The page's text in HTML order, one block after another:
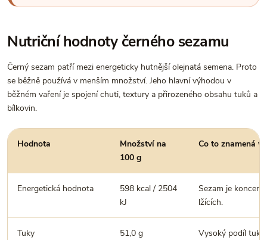
Nutriční hodnoty černého sezamu
Černý sezam patří mezi energeticky hutnější olejnatá semena. Proto
se běžně používá v menším množství. Jeho hlavní výhodou v
běžném vaření je spojení chuti, textury a přirozeného obsahu tuků a
bílkovin.
Hodnota
Množství na
100 g
Co to znamená v
Energetická hodnota
598 kcal / 2504
kJ
Sezam je
lžících.
Tuky 51,0 g
Vysoký podíl tuku